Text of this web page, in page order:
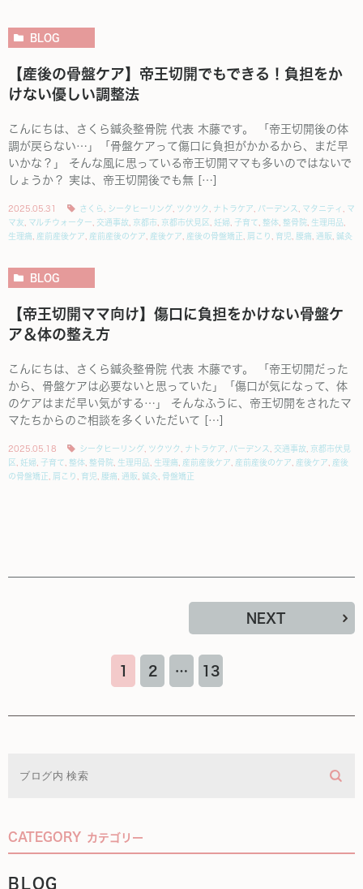
BLOG
【産後の骨盤ケア】帝王切開でもできる！負担をか
けない優しい調整法
こんにちは、さくら鍼灸整骨院 代表 木藤です。 「帝王切開後の体
調が戻らない…」「骨盤ケアって傷口に負担がかかるから、まだ早
いかな？」 そんな風に思っている帝王切開ママも多いのではないで
しょうか？ 実は、帝王切開後でも無 […]
2025.05.31 さくら シータヒーリング ツクツク ナトラケア バーデンス マタニティ
マ
マ友 マルチウォーター 交通事故 京都市 京都市伏見区 妊婦 子育て 整体 整骨院 生理用品
生理痛
産前産後ケア 産前産後のケア 産後ケア 産後の骨盤矯正 肩こり 育児 腰痛 通販 鍼灸
BLOG
【帝王切開ママ向け】傷口に負担をかけない骨盤ケ
ア＆体の整え方
こんにちは、さくら鍼灸整骨院 代表 木藤です。 「帝王切開だった
から、骨盤ケアは必要ないと思っていた」「傷口が気になって、体
のケアはまだ早い気がする…」 そんなふうに、帝王切開をされたマ
マたちからのご相談を多くいただいて […]
2025.05.18 シータヒーリング ツクツク ナトラケア バーデンス 交通事故 京都市伏見
区
妊婦 子育て 整体 整骨院 生理用品 生理痛 産前産後ケア 産前産後のケア 産後ケア
産後
の骨盤矯正
肩こり 育児 腰痛 通販 鍼灸 骨盤矯正
1 2 … 13
NEXT
CATEGORY カテゴリー
BLOG